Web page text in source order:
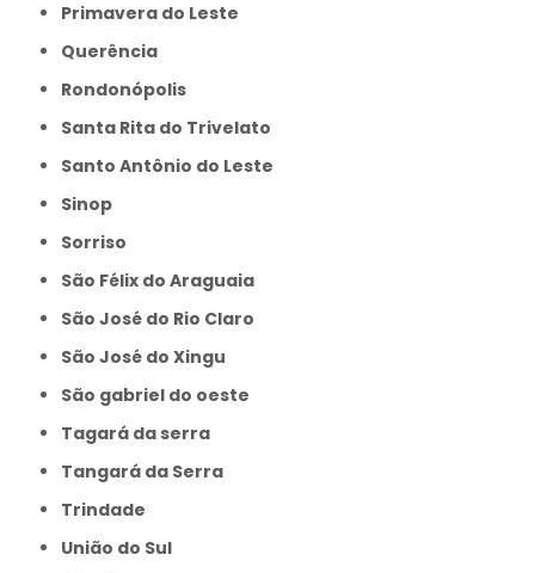
Primavera do Leste
Querência
Rondonópolis
Santa Rita do Trivelato
Santo Antônio do Leste
Sinop
Sorriso
São Félix do Araguaia
São José do Rio Claro
São José do Xingu
São gabriel do oeste
Tagará da serra
Tangará da Serra
Trindade
União do Sul